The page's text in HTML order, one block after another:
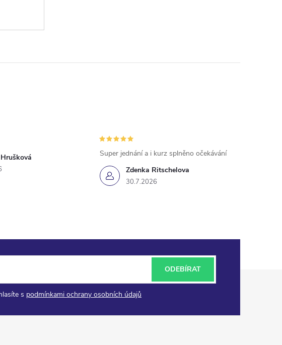
Zdenka Ritschelova
30.7.2026
Super jednání a i kurz splněno očekávání
s podmínkami ochrany osobních údajů
ODEBÍRAT